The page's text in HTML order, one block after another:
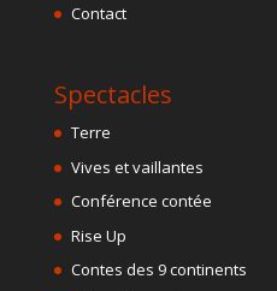
Contact
Spectacles
Terre
Vives et vaillantes
Conférence contée
Rise Up
Contes des 9 continents